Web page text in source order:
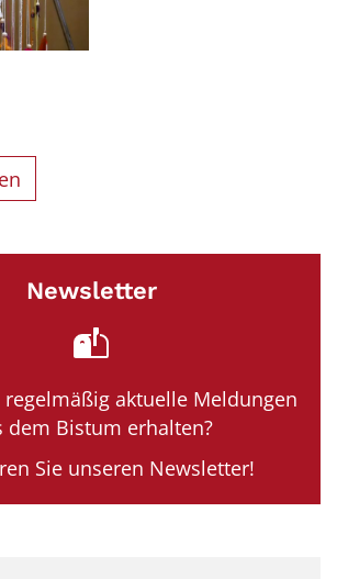
Newsletter
regelmäßig aktuelle Meldungen
dem Bistum erhalten?
Sie unseren Newsletter!